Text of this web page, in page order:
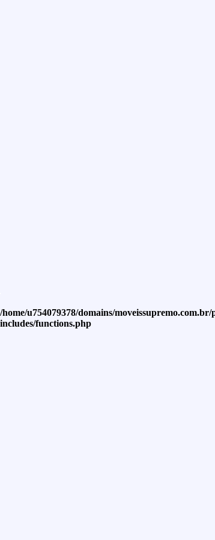
/home/u754079378/domains/
includes/functions.php